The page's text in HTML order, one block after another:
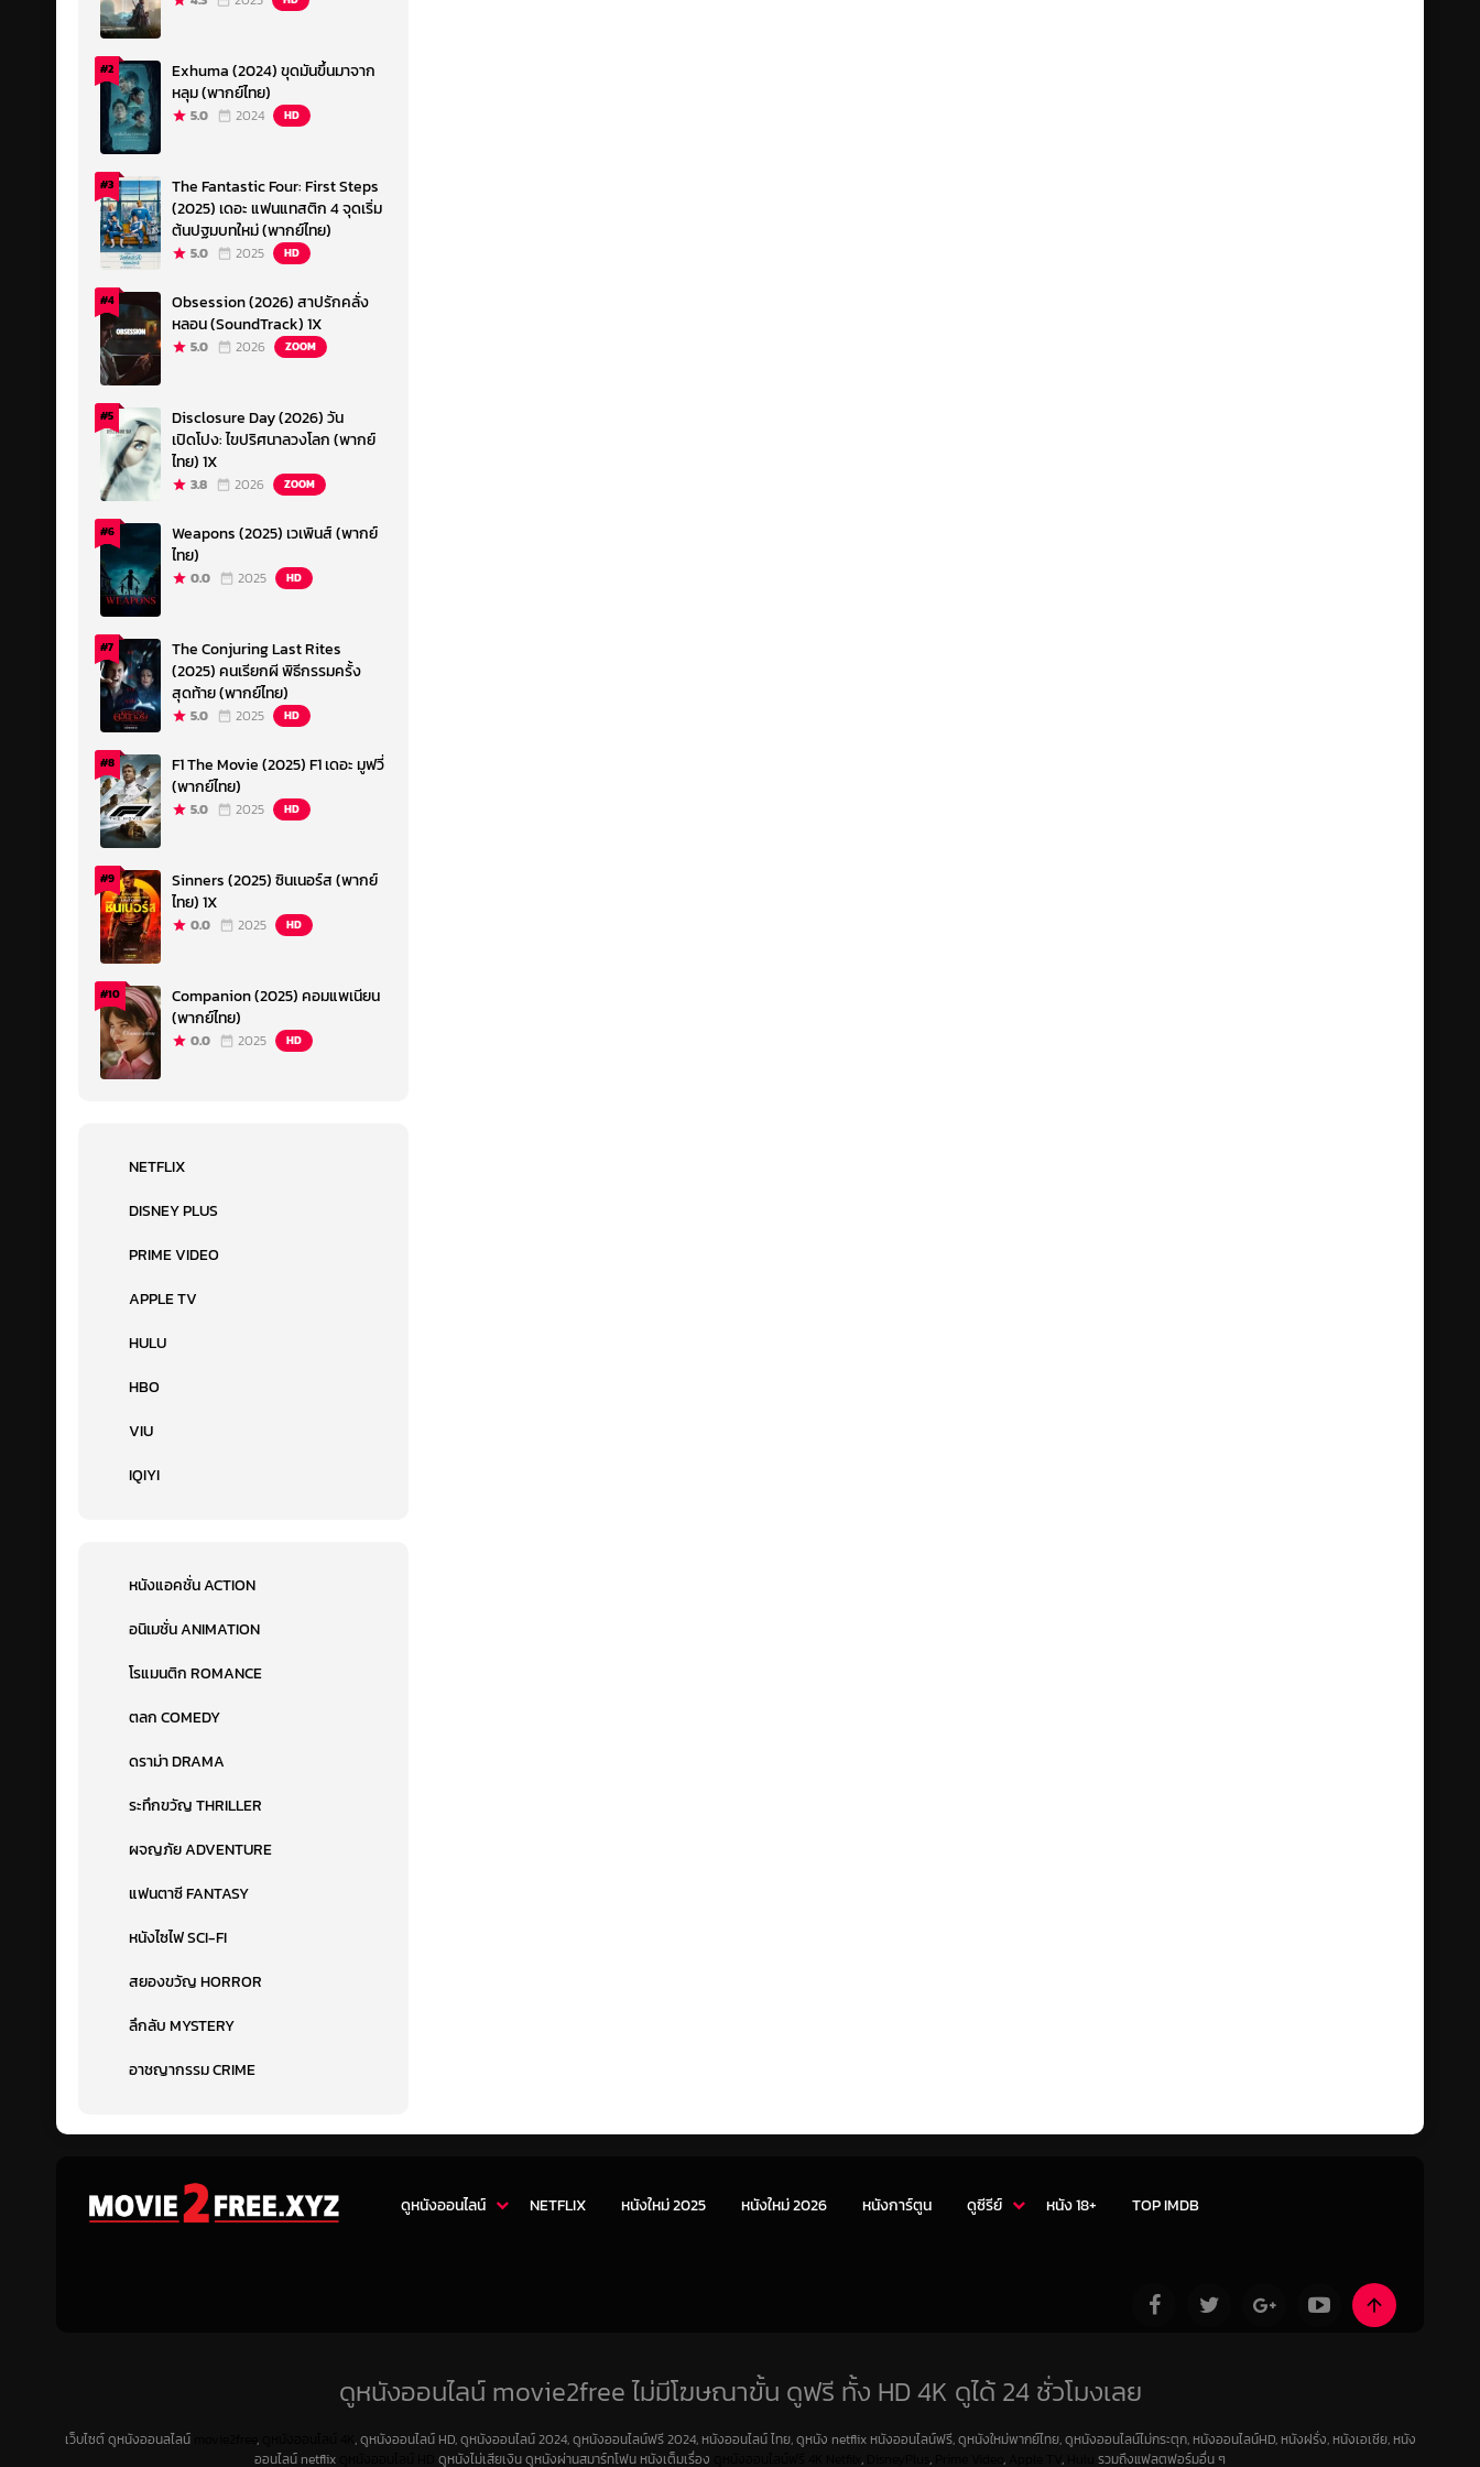
#2
Exhuma (2024) ขุดมันขึ้นมาจาก
หลุม (พากย์ไทย)
5.0 2024 HD
#3
The Fantastic Four: First Steps
(2025) เดอะ แฟนแทสติก 4 จุดเริ่ม
ต้นปฐมบทใหม่ (พากย์ไทย)
5.0 2025 HD
#4
Obsession (2026) สาปรักคลั่ง
หลอน (SoundTrack) 1X
5.0 2026 ZOOM
#5
Disclosure Day (2026) วัน
เปิดโปง: ไขปริศนาลวงโลก (พากย์
ไทย) 1X
3.8 2026 ZOOM
#6
Weapons (2025) เวเพินส์ (พากย์
ไทย)
0.0 2025 HD
#7
The Conjuring Last Rites
(2025) คนเรียกผี พิธีกรรมครั้ง
สุดท้าย (พากย์ไทย)
5.0 2025 HD
#8
F1 The Movie (2025) F1 เดอะ มูฟวี่
(พากย์ไทย)
5.0 2025 HD
#9
Sinners (2025) ซินเนอร์ส (พากย์
ไทย) 1X
0.0 2025 HD
#10
Companion (2025) คอมแพเนียน
(พากย์ไทย)
0.0 2025 HD
NETFLIX
DISNEY PLUS
PRIME VIDEO
APPLE TV
HULU
HBO
VIU
IQIYI
หนังแอคชั่น ACTION
อนิเมชั่น ANIMATION
โรแมนติก ROMANCE
ตลก COMEDY
ดราม่า DRAMA
ระทึกขวัญ THRILLER
ผจญภัย ADVENTURE
แฟนตาซี FANTASY
หนังไซไฟ SCI-FI
สยองขวัญ HORROR
ลึกลับ MYSTERY
อาชญากรรม CRIME
ดูหนังออนไลน์ NETFLIX หนังใหม่ 2025 หนังใหม่ 2026 หนังการ์ตูน ดูซีรีย์ หนัง 18+ TOP IMDB
ดูหนังออนไลน์ movie2free ไม่มีโฆษณาขั้น ดูฟรี ทั้ง HD 4K ดูได้ 24 ชั่วโมงเลย
เว็บไซต์ ดูหนังออนลไลน์ ,
, ดูหนังออนไลน์ HD, ดูหนังออนไลน์ 2024, ดูหนังออนไลน์ฟรี 2024, หนังออนไลน์ ไทย, ดูหนัง netflix หนังออนไลน์ฟรี, ดูหนังใหม่พากย์ไทย, ดูหนังออนไลน์ไม่กระตุก, หนังออนไลน์HD, หนังฝรั่ง, หนังเอเชีย, หนัง
ออนไลน์ netflix
ดูหนังไม่เสียเงิน ดูหนังผ่านสมาร์ทโฟน หนังเต็มเรื่อง , , , , รวมถึงแฟลตฟอร์มอื่น ๆ